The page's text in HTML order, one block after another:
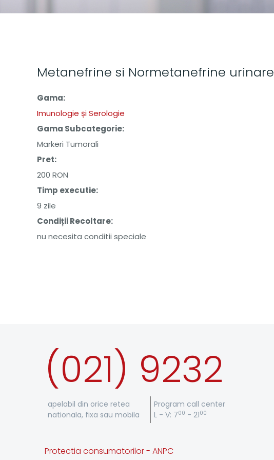
Metanefrine si Normetanefrine urinare
Gama:
Imunologie și Serologie
Gama Subcategorie:
Markeri Tumorali
Pret:
200 RON
Timp executie:
9 zile
Condiții Recoltare:
nu necesita conditii speciale
(021) 9232
apelabil din orice retea
nationala, fixa sau mobila
Program call center
L - V: 700 - 2100
Protectia consumatorilor - ANPC